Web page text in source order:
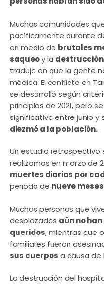
Muchas comunidades
pacíficamente durante
en medio de brutales
saqueoy la
tradujo en que la gente
médica. El conflicto en
se desarrolló según
principios de 2021, pero
significativa entre junio y
diezmó a la población.
Un estudio retrospectivo
realizamos en marzo de
muertes diarias por
periodo de nueve meses
Muchas personas que
desplazados aún no
queridos, mientras que
familiares fueron
sus cuerpos a causa de
La destrucción del